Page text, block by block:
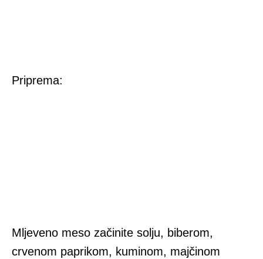
Priprema:
Mljeveno meso začinite solju, biberom,
crvenom paprikom, kuminom, majčinom